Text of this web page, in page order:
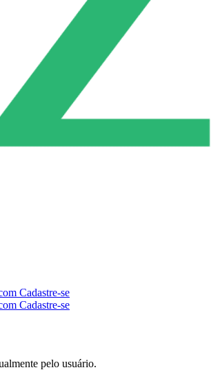
Cadastre-se
Cadastre-se
pelo usuário.